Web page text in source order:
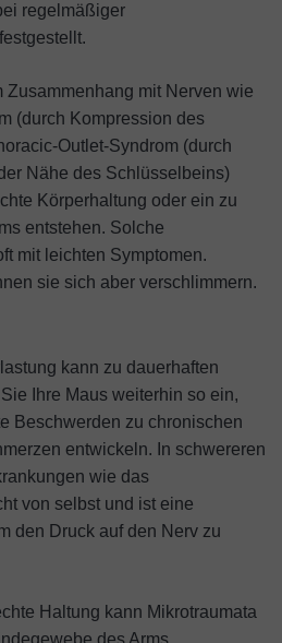
regelmäßiger
mit Nerven wie
(durch Kompression des
Outlet-Syndrom (durch
Nähe des Schlüsselbeins)
Körperhaltung oder ein zu
entstehen. Solche
mit leichten Symptomen.
sie sich aber verschlimmern.
kann zu dauerhaften
Ihre Maus weiterhin so ein,
Beschwerden zu chronischen
entwickeln. In schwereren
wie das
von selbst und ist eine
den Druck auf den Nerv zu
Haltung kann Mikrotraumata